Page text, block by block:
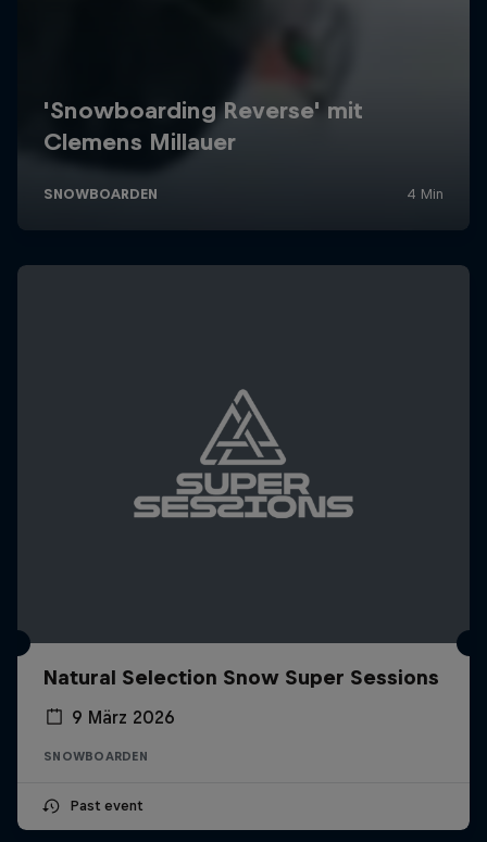
Natural Selection Snow Super Sessions
9 März 2026
SNOWBOARDEN
Past event